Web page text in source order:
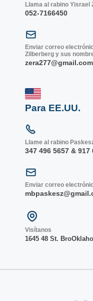
Llama al rabino Yisrael
052-7166450
Enviar correo
Zilberberg y sus
zera277@gmail.com
Para EE.UU.
Llame al rabino
347 496 5657 & 917
Enviar correo
Visítanos
1645 48 St. Bro